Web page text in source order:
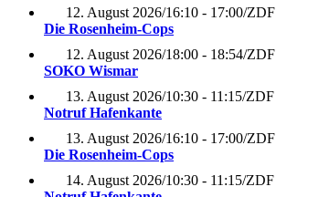
12. August 2026/16:10 - 17:00/ZDF
Die Rosenheim-Cops
12. August 2026/18:00 - 18:54/ZDF
SOKO Wismar
13. August 2026/10:30 - 11:15/ZDF
Notruf Hafenkante
13. August 2026/16:10 - 17:00/ZDF
Die Rosenheim-Cops
14. August 2026/10:30 - 11:15/ZDF